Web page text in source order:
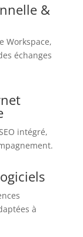
&
Workspace,
échanges
intégré,
à